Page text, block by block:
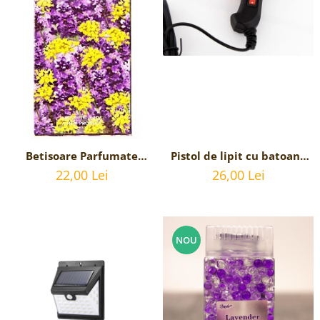
Betisoare Parfumate
Lavender Fennel cu
parfum de Lavanda -6
22,00 Lei
Pistol de lipit cu batoane
de silicon - 20w
26,00 Lei
NOU